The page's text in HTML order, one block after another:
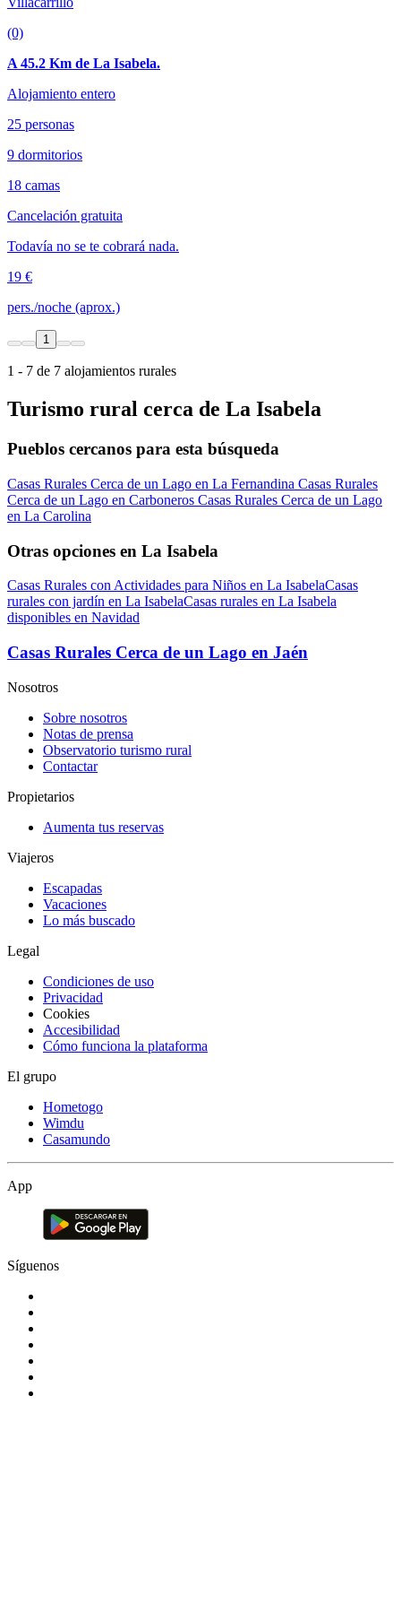
(0)
A 45.2 Km de La Isabela.
Alojamiento entero
25 personas
9 dormitorios
18 camas
Cancelación gratuita
Todavía no se te cobrará nada.
19 €
pers./noche (aprox.)
1
1 - 7 de 7 alojamientos rurales
Turismo rural cerca de La Isabela
Pueblos cercanos para esta búsqueda
Casas Rurales Cerca de un Lago en La Fernandina Casas Rurales
Cerca de un Lago en Carboneros Casas Rurales Cerca de un Lago
en La Carolina
Otras opciones en La Isabela
Casas Rurales con Actividades para Niños en La IsabelaCasas
rurales con jardín en La IsabelaCasas rurales en La Isabela
disponibles en Navidad
Casas Rurales Cerca de un Lago en Jaén
Nosotros
Sobre nosotros
Notas de prensa
Observatorio turismo rural
Contactar
Propietarios
Aumenta tus reservas
Viajeros
Escapadas
Vacaciones
Lo más buscado
Legal
Condiciones de uso
Privacidad
Cookies
Accesibilidad
Cómo funciona la plataforma
El grupo
Hometogo
Wimdu
Casamundo
App
Síguenos